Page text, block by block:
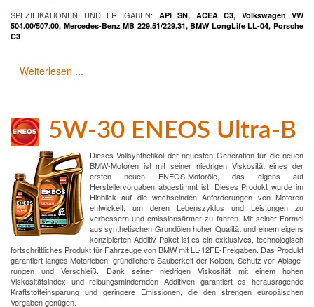
SPEZIFIKATIONEN UND FREIGABEN: API SN, ACEA C3, Volkswagen VW
504.00/507.00, Mercedes-Benz MB 229.51/229.31, BMW LongLife LL-04, Porsche
C3
Weiterlesen ...
5W-30 ENEOS Ultra-B
Dieses Vollsynthetiköl der neuesten Generation für die neuen
BMW-Motoren ist mit seiner niedrigen Viskosität eines der
ersten neuen ENEOS-Motoröle, das eigens auf
Herstellervorgaben abgestimmt ist. Dieses Produkt wurde im
Hinblick auf die wechselnden Anforderungen von Motoren
entwickelt, um deren Lebenszyklus und Leistungen zu
verbessern und emissionsärmer zu fahren. Mit seiner Formel
aus synthetischen Grundölen hoher Qualität und einem eigens
konzipierten Additiv-Paket ist es ein exklusives, technologisch
fortschrittliches Produkt für Fahrzeuge von BMW mit LL-12FE-Freigaben. Das Produkt
garantiert langes Motorleben, gründlichere Sauberkeit der Kolben, Schutz vor Ablage-
rungen und Verschleiß. Dank seiner niedrigen Viskosität mit einem hohen
Viskositätsindex und reibungsmindernden Additiven garantiert es herausragende
Kraftstoffeinsparung und geringere Emissionen, die den strengen europäischen
Vorgaben genügen.